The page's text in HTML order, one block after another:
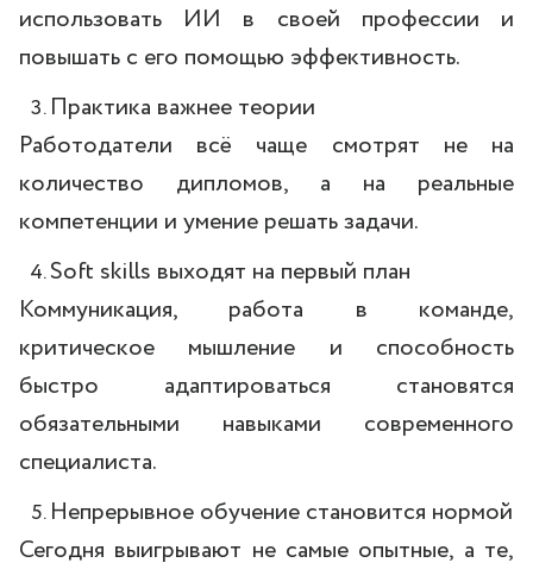
использовать ИИ в своей профессии и
повышать с его помощью эффективность.
Практика важнее теории
Работодатели всё чаще смотрят не на
количество дипломов, а на реальные
компетенции и умение решать задачи.
Soft skills выходят на первый план
Коммуникация, работа в команде,
критическое мышление и способность
быстро адаптироваться становятся
обязательными навыками современного
специалиста.
Непрерывное обучение становится нормой
Сегодня выигрывают не самые опытные, а те,